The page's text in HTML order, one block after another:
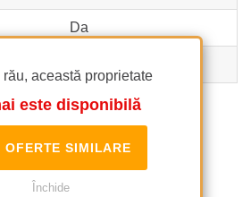
rău, această proprietate
este disponibilă
OFERTE SIMILARE
Închide
Da